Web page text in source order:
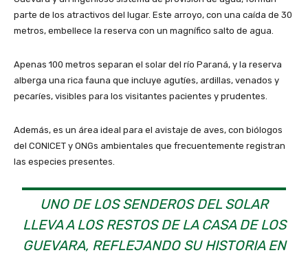
parte de los atractivos del lugar. Este arroyo, con una caída de 30
metros, embellece la reserva con un magnífico salto de agua.
Apenas 100 metros separan el solar del río Paraná, y la reserva
alberga una rica fauna que incluye agutíes, ardillas, venados y
pecaríes, visibles para los visitantes pacientes y prudentes.
Además, es un área ideal para el avistaje de aves, con biólogos
del CONICET y ONGs ambientales que frecuentemente registran
las especies presentes.
UNO DE LOS SENDEROS DEL SOLAR
LLEVA A LOS RESTOS DE LA CASA DE LOS
GUEVARA, REFLEJANDO SU HISTORIA EN